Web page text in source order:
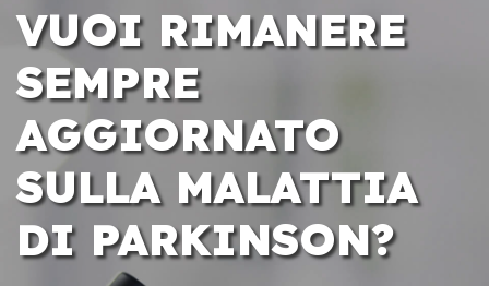
VUOI RIMANERE
SEMPRE
AGGIORNATO
SULLA MALATTIA
DI PARKINSON?